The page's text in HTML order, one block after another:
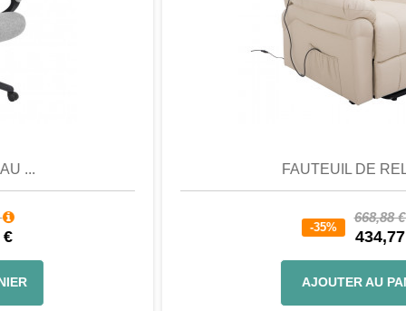
FAUTEUIL DE RELAX...
Comparer